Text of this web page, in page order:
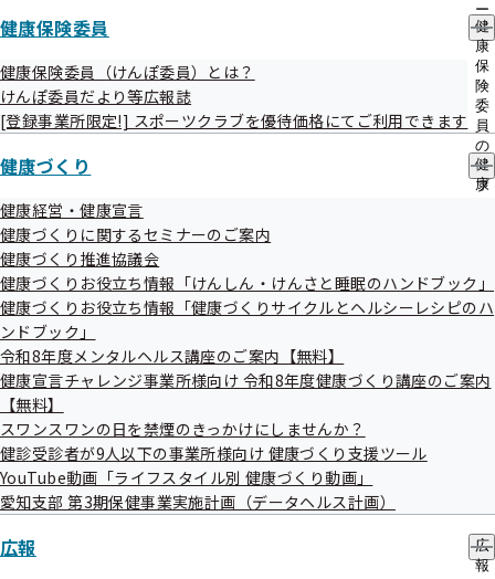
ー
健康保険委員
健
康
保
険
委
員
の
サ
ブ
健康保険委員（けんぽ委員）とは？
けんぽ委員だより等広報誌
[登録事業所限定!] スポーツクラブを優待価格にてご利用できます
健康づくり
健
康
サ
ブ
ー
健康経営・健康宣言
健康づくりに関するセミナーのご案内
健康づくり推進協議会
健康づくりお役立ち情報「けんしん・けんさと睡眠のハンドブック」
健康づくりお役立ち情報「健康づくりサイクルとヘルシーレシピのハ
ンドブック」
令和8年度メンタルヘルス講座のご案内【無料】
健康宣言チャレンジ事業所様向け 令和8年度健康づくり講座のご案内
【無料】
スワンスワンの日を禁煙のきっかけにしませんか？
健診受診者が9人以下の事業所様向け 健康づくり支援ツール
YouTube動画「ライフスタイル別 健康づくり動画」
愛知支部 第3期保健事業実施計画（データヘルス計画）
広報
広
報
健診
委託業者 業務委託内容 電話番号 契約期間 詳細
東京ソフ
トビジネ
ス
株式会社
事業者健診
結果
データの取得
勧奨業務
2588
で
健診後のフォロー
委託業者 業務委託内容
電話番
号
契約期間
詳細
株式会社
ベネ
フィッ
特定保健指導業
03-
勧奨期間
こち